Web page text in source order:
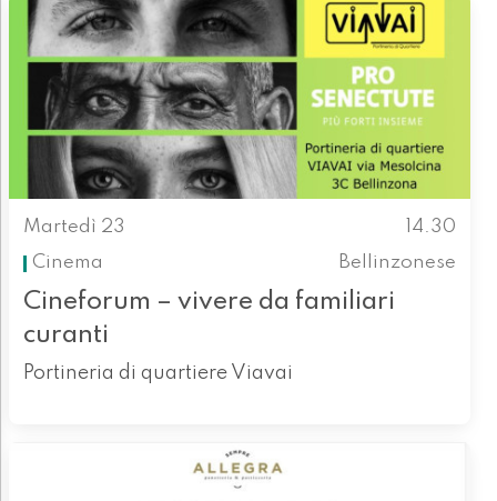
Martedì 23
14.30
Cinema
Bellinzonese
Cineforum – vivere da familiari
curanti
Portineria di quartiere Viavai